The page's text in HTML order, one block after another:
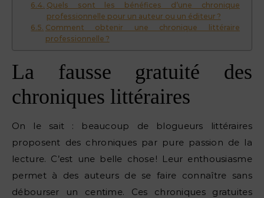
Quels sont les bénéfices d’une chronique
professionnelle pour un auteur ou un éditeur ?
Comment obtenir une chronique littéraire
professionnelle ?
La fausse gratuité des
chroniques littéraires
On le sait : beaucoup de blogueurs littéraires
proposent des chroniques par pure passion de la
lecture. C’est une belle chose ! Leur enthousiasme
permet à des auteurs de se faire connaître sans
débourser un centime. Ces chroniques gratuites